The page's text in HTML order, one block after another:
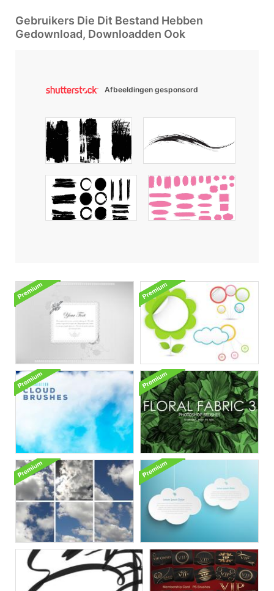
Gebruikers Die Dit Bestand Hebben
Gedownload, Downloadden Ook
Afbeeldingen gesponsord